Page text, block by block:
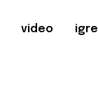
video igre